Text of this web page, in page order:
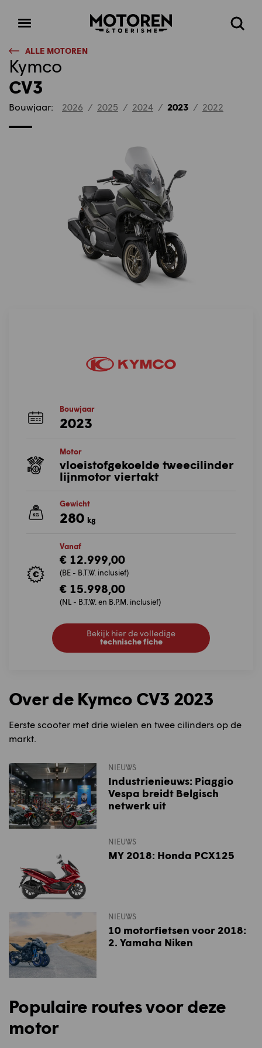
Open
Homepage Zoeken
ALLE MOTOREN
Kymco
CV3
Bouwjaar: 2026 / 2025 / 2024 / 2023 / 2022
Bouwjaar
2023
Motor
vloeistofgekoelde tweecilinder
lijnmotor viertakt
Gewicht
280 kg
Vanaf
€ 12.999,00
(BE - B.T.W. inclusief)
€ 15.998,00
(NL - B.T.W. en B.P.M. inclusief)
Bekijk hier de volledige
technische fiche
Over de Kymco CV3 2023
Eerste scooter met drie wielen en twee cilinders op de
markt.
NIEUWS
Industrienieuws: Piaggio
Vespa breidt Belgisch
netwerk uit
NIEUWS
MY 2018: Honda PCX125
NIEUWS
10 motorfietsen voor 2018:
2. Yamaha Niken
Populaire routes voor deze
motor